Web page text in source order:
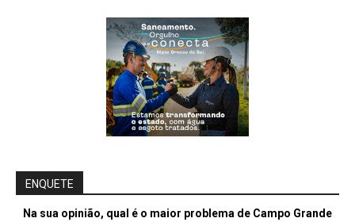
ENQUETE
Na sua opinião, qual é o maior problema de Campo Grande